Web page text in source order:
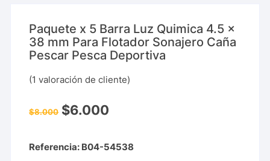
Paquete x 5 Barra Luz Quimica 4.5 x
38 mm Para Flotador Sonajero Caña
Pescar Pesca Deportiva
(1 valoración de cliente)
$8.000 $6.000
Referencia: B04-54538